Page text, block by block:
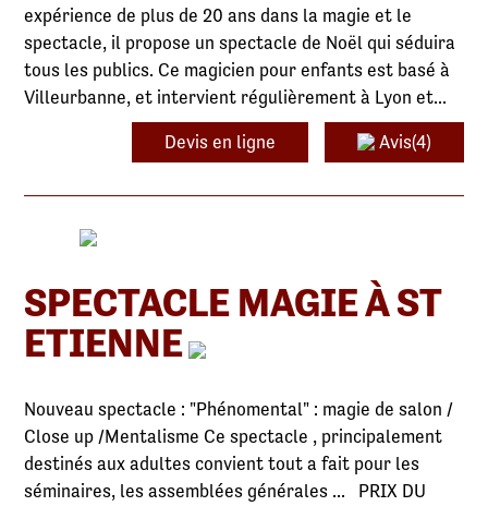
expérience de plus de 20 ans dans la magie et le
spectacle, il propose un spectacle de Noël qui séduira
tous les publics. Ce magicien pour enfants est basé à
Villeurbanne, et intervient régulièrement à Lyon et...
Devis en ligne Avis(4)
SPECTACLE MAGIE À ST
ETIENNE
Nouveau spectacle : "Phénomental" : magie de salon /
Close up /Mentalisme Ce spectacle , principalement
destinés aux adultes convient tout a fait pour les
séminaires, les assemblées générales ... PRIX DU